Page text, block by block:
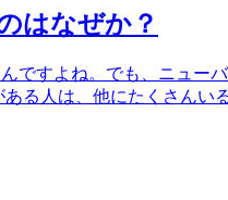
はなぜか？
ですよね。でも、ニュー
る人は、他にたくさんい